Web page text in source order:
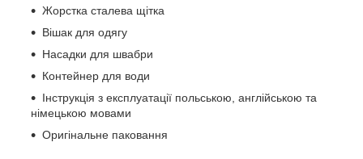
Жорстка сталева щітка
Вішак для одягу
Насадки для швабри
Контейнер для води
Інструкція з експлуатації польською, англійською та
німецькою мовами
Оригінальне паковання